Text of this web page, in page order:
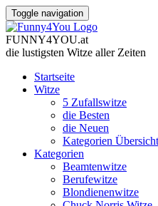
Toggle navigation
FUNNY4YOU.at
die lustigsten Witze aller Zeiten
Startseite
Witze
5 Zufallswitze
die Besten
die Neuen
Kategorien Übersicht
Kategorien
Beamtenwitze
Berufewitze
Blondienenwitze